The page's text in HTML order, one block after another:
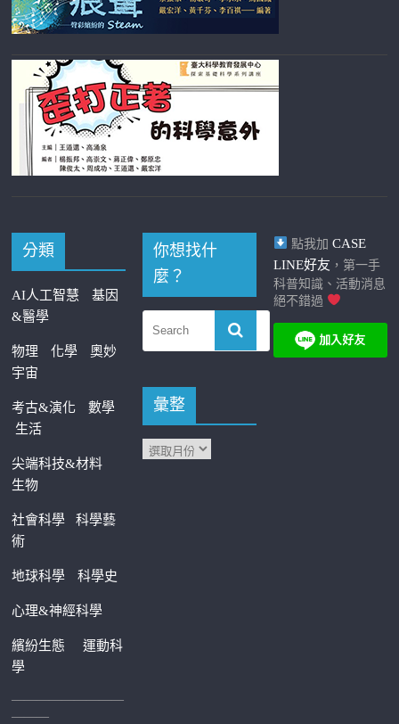
分類
AI人工智慧
基因
&醫學
物理 化學
奧妙
宇宙
考古&演化
數學
生活
尖端科技&材料
生物
社會科學科學藝
術
地球科學 科學史
心理&神經科學
繽紛生態運動科
學
—————————
———
你想找什
麼？
彙整
點我加 CASE
LINE好友 ，第一手
科普知識、活動消息
絕不錯過